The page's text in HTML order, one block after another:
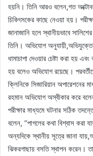
হয়নি। তিনি আরও বলেন,গত অক্টোবর
চিকিৎসকের কাছে নেওয়া হয়।
জানাজানি হলে স্থানীয়ভাবে
তিনি। অভিযোগ
ধামাচাপা দেওয়ার চেষ্টা করা হয়
হয় বলেও অভিযোগ রয়েছে।
ক্লিনিকে সিজারিয়ান অপারেশনের
রহমান অভিযোগ অস্বীকার করে
পরীক্ষার মাধ্যমে ঘটনার সঠিক
বলেন, “পাগলের কথা বিশ্বাস করা
অন্যদিকে স্থানীয় সূত্রে জানা
ঝিকরগাছায় বসতি স্থাপন করেন।